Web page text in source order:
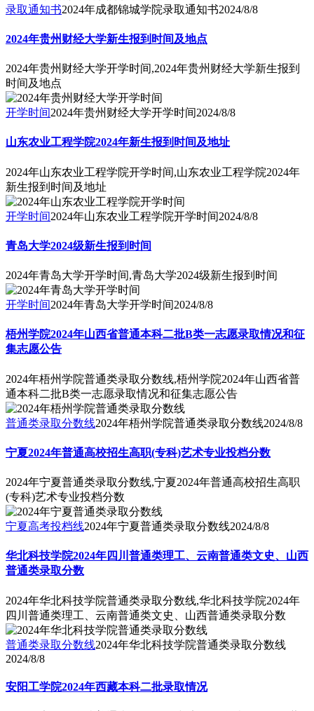
录取通知书2024年成都锦城学院录取通知书2024/8/8
2024年贵州财经大学新生报到时间及地点
2024年贵州财经大学开学时间,2024年贵州财经大学新生报到
时间及地点
开学时间2024年贵州财经大学开学时间2024/8/8
山东农业工程学院2024年新生报到时间及地址
2024年山东农业工程学院开学时间,山东农业工程学院2024年
新生报到时间及地址
开学时间2024年山东农业工程学院开学时间2024/8/8
青岛大学2024级新生报到时间
2024年青岛大学开学时间,青岛大学2024级新生报到时间
开学时间2024年青岛大学开学时间2024/8/8
梧州学院2024年山西省普通本科二批B类一志愿录取情况和征
集志愿公告
2024年梧州学院普通类录取分数线,梧州学院2024年山西省普
通本科二批B类一志愿录取情况和征集志愿公告
普通类录取分数线2024年梧州学院普通类录取分数线2024/8/8
宁夏2024年普通高校招生高职(专科)艺术专业投档分数
2024年宁夏普通类录取分数线,宁夏2024年普通高校招生高职
(专科)艺术专业投档分数
宁夏高考投档线2024年宁夏普通类录取分数线2024/8/8
华北科技学院2024年四川普通类理工、云南普通类文史、山西
普通类录取分数
2024年华北科技学院普通类录取分数线,华北科技学院2024年
四川普通类理工、云南普通类文史、山西普通类录取分数
普通类录取分数线2024年华北科技学院普通类录取分数线
2024/8/8
安阳工学院2024年西藏本科二批录取情况